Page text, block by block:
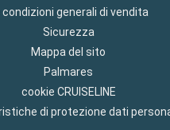
condizioni generali di vendita
Sicurezza
Mappa del sito
Palmares
cookie CRUISELINE
di protezione dati